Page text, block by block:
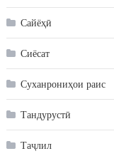
Сайёҳӣ
Сиёсат
Суханрониҳои раис
Тандурустӣ
Таҷлил